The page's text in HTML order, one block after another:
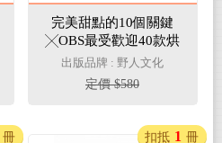
完美甜點的10個關鍵
╳OBS最受歡迎40款烘
焙配方首度公開！
出版品牌 : 野人文化
定價 $580
冊 扣抵 1 冊